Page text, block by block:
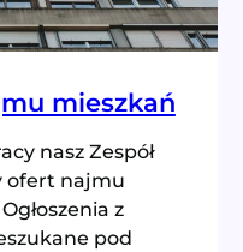
mieszkań
nasz Zespół
ofert najmu
z
pod